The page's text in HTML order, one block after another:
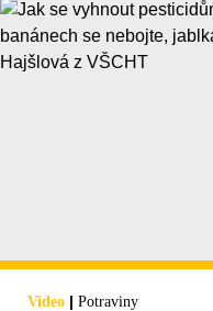
Video | Potraviny